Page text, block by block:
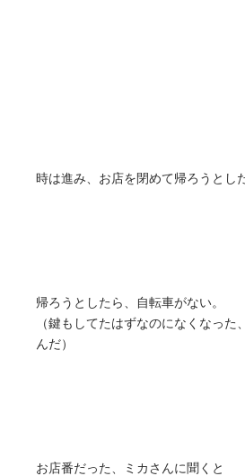
時は進み、お店を閉めて帰ろうとし
帰ろうとしたら、自転車がない。
（鍵もしてたはずなのになくなった
んだ）
お店番だった、ミカさんに聞くと